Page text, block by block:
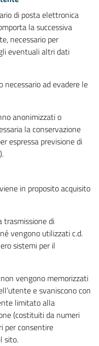
di posta elettronica
la successiva
necessario per
eventuali altri dati
ad evadere le
anonimizzati o
la conservazione
espressa previsione di
in proposito acquisito
trasmissione di
vengono utilizzati c.d.
sistemi per il
non vengono memorizzati
e svaniscono con
limitato alla
(costituiti da numeri
per consentire
sito.